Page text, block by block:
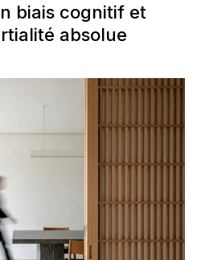
biais cognitif et
absolue